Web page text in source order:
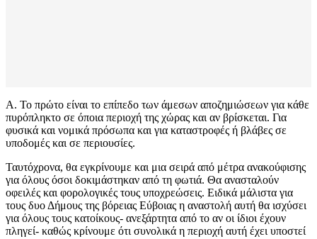
Α. Το πρώτο είναι το επίπεδο των άμεσων αποζημιώσεων για κάθε
πυρόπληκτο σε όποια περιοχή της χώρας και αν βρίσκεται. Για
φυσικά και νομικά πρόσωπα και για καταστροφές ή βλάβες σε
υποδομές και σε περιουσίες.
Ταυτόχρονα, θα εγκρίνουμε και μια σειρά από μέτρα ανακούφισης
για όλους όσοι δοκιμάστηκαν από τη φωτιά. Θα ανασταλούν
οφειλές και φορολογικές τους υποχρεώσεις. Ειδικά μάλιστα για
τους δυο Δήμους της βόρειας Εύβοιας η αναστολή αυτή θα ισχύσει
για όλους τους κατοίκους- ανεξάρτητα από το αν οι ίδιοι έχουν
πληγεί- καθώς κρίνουμε ότι συνολικά η περιοχή αυτή έχει υποστεί